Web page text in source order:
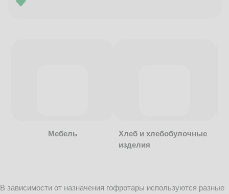
Мебель
Хлеб и хлебобулочные
изделия
В зависимости от назначения гофротары используются разные